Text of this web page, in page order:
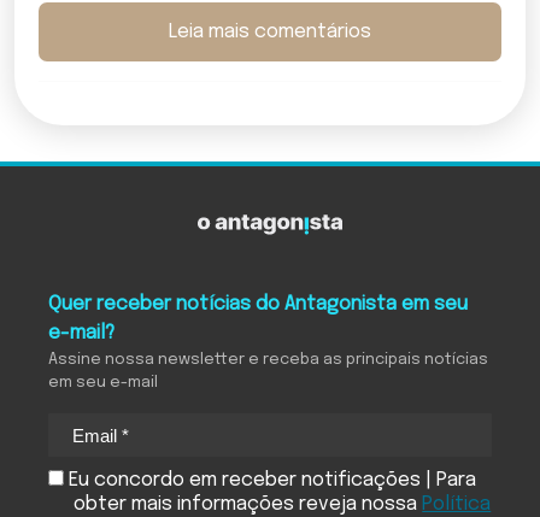
Leia mais comentários
Quer receber notícias do Antagonista em seu
e-mail?
Assine nossa newsletter e receba as principais notícias
em seu e-mail
Eu concordo em receber notificações | Para
obter mais informações reveja nossa Política